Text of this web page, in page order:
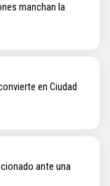
manchan la
en Ciudad
ante una